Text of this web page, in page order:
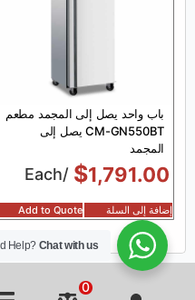
باب واحد يصل إلى المجمد مطعم
CM-GN550BT يصل إلى
المجمد
$1,791.00
/Each
إضافة إلى السلة Add to Quote
0
Help? Chat with us